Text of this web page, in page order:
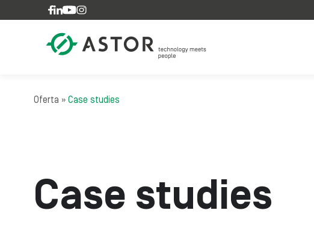
Skip to content
Oferta » Case studies
Case studies